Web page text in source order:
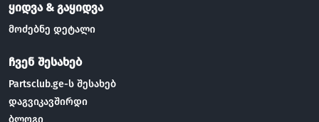
ყიდვა & გაყიდვა
მოძებნე დეტალი
ჩვენ შესახებ
Partsclub.ge-ს შესახებ
დაგვიკავშირდი
ბლოგი